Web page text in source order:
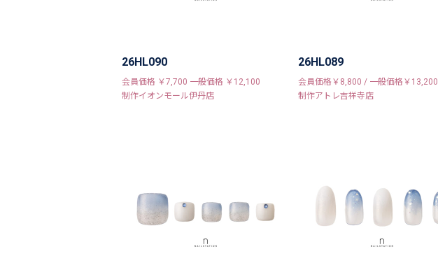
26HL090
会員価格 ￥7,700 一般価格 ￥12,100
制作イオンモール伊丹店
26HL089
会員価格￥8,800 / 一般価格￥13,200
制作アトレ吉祥寺店